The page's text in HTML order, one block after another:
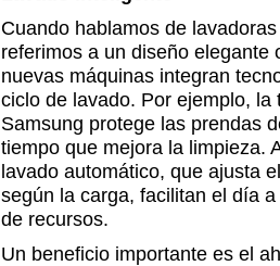
Cuando hablamos de
referimos a un diseño elegante
nuevas máquinas integran
ciclo de lavado. Por ejemplo,
Samsung protege las prendas
tiempo que mejora la limpieza.
lavado automático, que ajusta
según la carga, facilitan el día
de recursos.
Un beneficio importante es el